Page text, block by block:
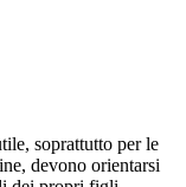
soprattutto per le
devono orientarsi